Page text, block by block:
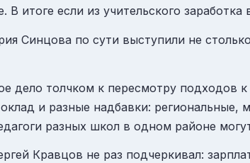
итоге если из учительского
Синцова по сути выступили не
дело толчком к пересмотру подходов
и разные надбавки:
разных школ в одном районе
Кравцов не раз подчеркивал: